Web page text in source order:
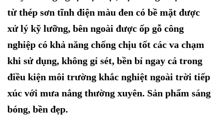
từ thép sơn tĩnh điện màu đen có bề mặt được
xử lý kỹ lưỡng, bên ngoài được ốp gỗ công
nghiệp có khả năng chống chịu tốt các va chạm
khi sử dụng, không gỉ sét, bền bỉ ngay cả trong
điều kiện môi trường khắc nghiệt ngoài trời tiếp
xúc với mưa nắng thường xuyên. Sản phẩm sáng
bóng, bền đẹp.